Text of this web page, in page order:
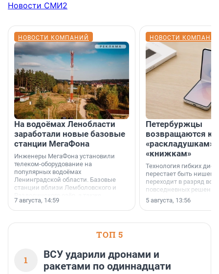
Новости СМИ2
НОВОСТИ КОМПАНИЙ
На водоёмах Ленобласти
заработали новые базовые
станции МегаФона
Инженеры МегаФона установили
телеком-оборудование на
популярных водоёмах
Ленинградской области. Базовые
станции вблизи Лемболовского и
недалеко от Большого Тосненского
водопада.
7 августа, 14:59
НОВОСТИ
Петербуржцы
возвращаются к
«раскладушкам»
«книжкам»
Технология гибких
перестает быть
переходит в разряд
повседневных
5 августа, 13:56
ТОП 5
1
ВСУ ударили дронами и
ракетами по одиннадцати